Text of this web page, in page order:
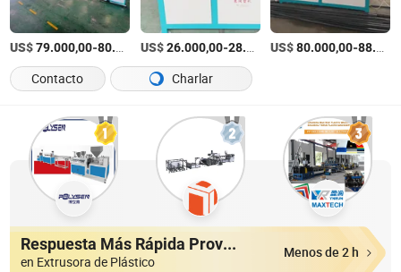
US$79.000,00-80.000,00 /set
US$26.000,00-28.000,00 /Set
US$80.000,00-88.000,00
Contacto Charlar
Respuesta Más Rápida Proveedores
en Extrusora de Plástico
Menos de 2 h